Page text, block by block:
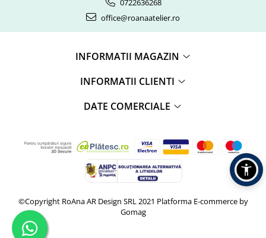
office@roanaatelier.ro
INFORMATII MAGAZIN
INFORMATII CLIENTI
DATE COMERCIALE
©Copyright RoAna AR Design SRL 2021 Platforma E-commerce by
Gomag